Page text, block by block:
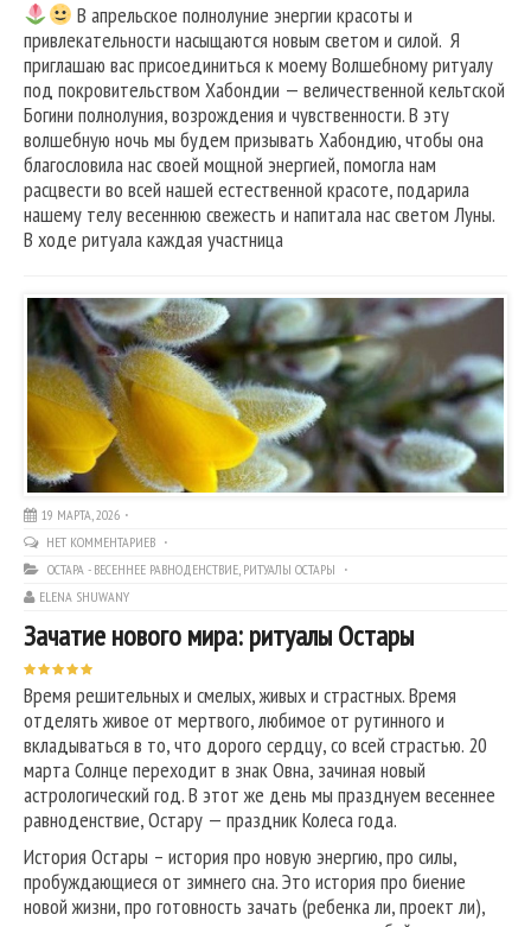
В апрельское полнолуние энергии красоты и
привлекательности насыщаются новым светом и силой. Я
приглашаю вас присоединиться к моему Волшебному ритуалу
под покровительством Хабондии — величественной кельтской
Богини полнолуния, возрождения и чувственности. В эту
волшебную ночь мы будем призывать Хабондию, чтобы она
благословила нас своей мощной энергией, помогла нам
расцвести во всей нашей естественной красоте, подарила
нашему телу весеннюю свежесть и напитала нас светом Луны.
В ходе ритуала каждая участница
19 МАРТА, 2026
НЕТ КОММЕНТАРИЕВ
ОСТАРА - ВЕСЕННЕЕ РАВНОДЕНСТВИЕ РИТУАЛЫ ОСТАРЫ
ELENA SHUWANY
Зачатие нового мира: ритуалы Остары
Время решительных и смелых, живых и страстных. Время
отделять живое от мертвого, любимое от рутинного и
вкладываться в то, что дорого сердцу, со всей страстью. 20
марта Солнце переходит в знак Овна, зачиная новый
астрологический год. В этот же день мы празднуем весеннее
равноденствие, Остару — праздник Колеса года.
История Остары – история про новую энергию, про силы,
пробуждающиеся от зимнего сна. Это история про биение
новой жизни, про готовность зачать (ребенка ли, проект ли),